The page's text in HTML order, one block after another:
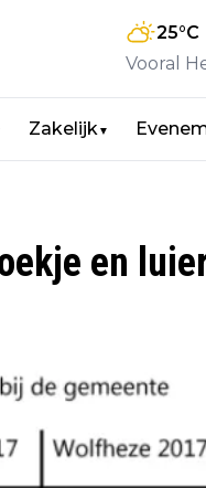
25°C
Vooral
Zakelijk▼
en